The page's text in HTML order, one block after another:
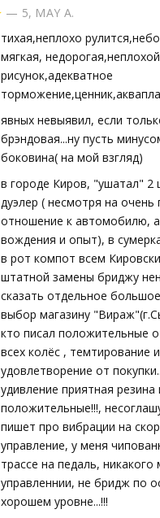
— 5, MAY A.
тихая,неплохо
мягкая, недорогая,неплохой
рисунок,адекватное
явных невыявил, если
брэндовая...ну пусть
боковина( на мой взгляд)
в городе Киров, "ушатал" 2
дуэлер ( несмотря на очень
отношение к автомобилю,
вождения и опыт), в
в рот компот всем
штатной замены бриджу
сказать отдельное
выбор магазину
кто писал положительные
всех колёс , темтирование
удовлетворение от
удивление приятная
положительные!!!,
пишет про вибрации на
управление, у меня
трассе на педаль, никакого
управленнии, не бридж по
хорошем уровне...!!!